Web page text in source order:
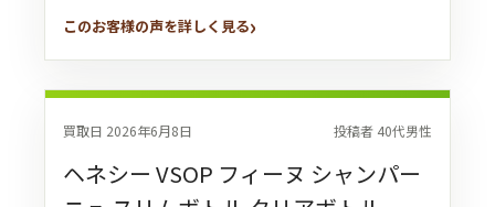
このお客様の声を詳しく見る
買取日 2026年6月8日 投稿者 40代男性
ヘネシー VSOP フィーヌ シャンパー